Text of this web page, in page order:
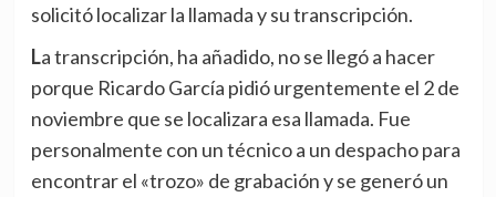
solicitó localizar la llamada y su transcripción.
La transcripción, ha añadido, no se llegó a hacer
porque Ricardo García pidió urgentemente el 2 de
noviembre que se localizara esa llamada. Fue
personalmente con un técnico a un despacho para
encontrar el «trozo» de grabación y se generó un